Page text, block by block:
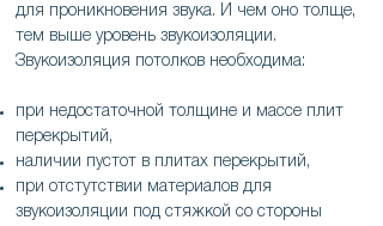
для проникновения звука. И чем оно толще,
тем выше уровень звукоизоляции.
Звукоизоляция потолков необходима:
при недостаточной толщине и массе плит
перекрытий,
наличии пустот в плитах перекрытий,
при отстутствии материалов для
звукоизоляции под стяжкой со стороны